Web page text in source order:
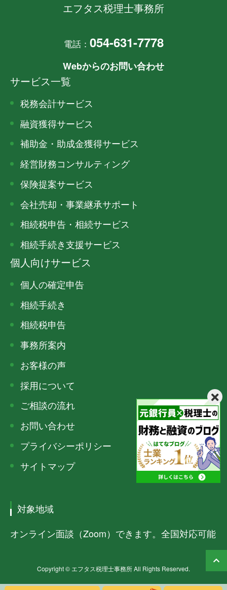
エフタス税理士事務所
電話： 054-631-7778
Webからのお問い合わせ
サービス一覧
税務会計サービス
融資獲得サービス
補助金・助成金獲得サービス
経営財務コンサルティング
保険提案サービス
会社売却・事業継承サポート
相続税申告・相続サービス
相続手続き支援サービス
個人向けサービス
個人の確定申告
相続手続き
相続税申告
事務所案内
お客様の声
採用について
ご相談の流れ
お問い合わせ
プライバシーポリシー
サイトマップ
対象地域
オンライン面談（Zoom）できます。全国対応可能
Copyright © エフタス税理士事務所 All Rights Reserved.